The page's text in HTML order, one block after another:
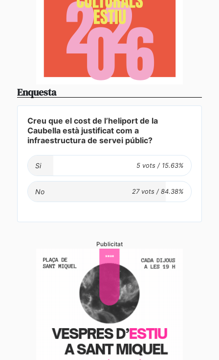
Enquesta
Creu que el cost de l’heliport de la
Caubella està justificat com a
infraestructura de servei públic?
Si
No
Publicitat